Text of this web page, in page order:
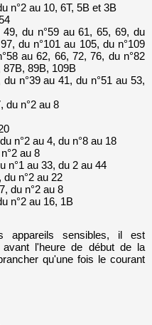
n°2 au 10, 6T, 5B et 3B
du n°59 au 61, 65, 69, du
du n°101 au 105, du n°109
au 62, 66, 72, 76, du n°82
87B, 89B, 109B
n°39 au 41, du n°51 au 53,
du n°2 au 8
n°2 au 4, du n°8 au 18
au 8
n°1 au 33, du 2 au 44
du n°2 au 22
du n°2 au 8
n°2 au 16, 1B
appareils sensibles, il est
l'heure de début de la
qu'une fois le courant